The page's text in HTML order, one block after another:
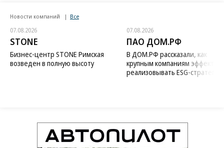
Новости компаний Все
07.08.2026
STONE
Бизнес-центр STONE Римская
возведен в полную высоту
07.08.2026
ПАО ДОМ.РФ
В ДОМ.РФ рассказали, как
крупным компаниям
реализовывать ESG-стратегию